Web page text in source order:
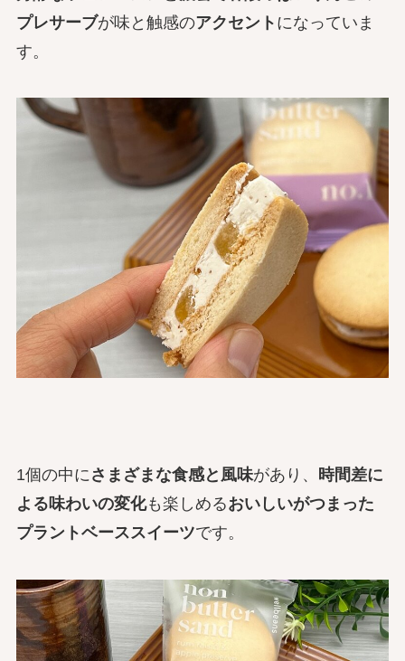
プレサーブが味と触感のアクセント になっていま
す。
1個の中にさまざまな食感と風味があり、 時間差に
よる味わいの変化も楽しめるおいしいがつまった
プラントベーススイーツです。